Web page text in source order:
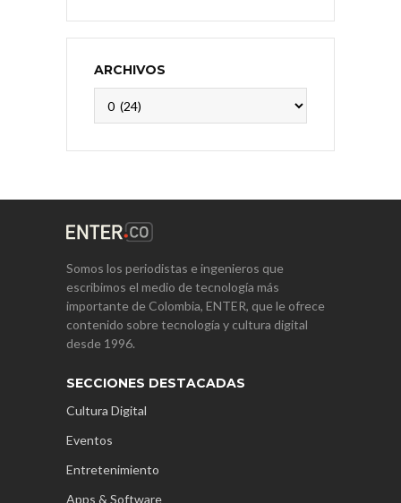
ARCHIVOS
Somos los periodistas e ingenieros que
escribimos el medio de tecnología más
importante de Colombia, ENTER, que le ofrece
contenido sobre tecnología y cultura digital
desde 1996.
SECCIONES DESTACADAS
Cultura Digital
Eventos
Entretenimiento
Apps & Software